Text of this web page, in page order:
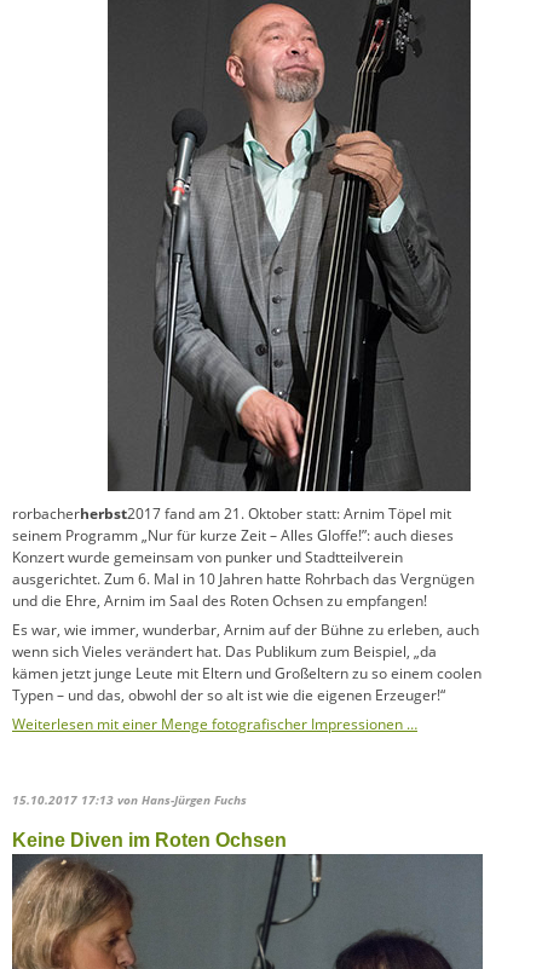
rorbacherherbst2017 fand am 21. Oktober statt: Arnim Töpel mit
seinem Programm „Nur für kurze Zeit – Alles Gloffe!”: auch dieses
Konzert wurde gemeinsam von punker und Stadtteilverein
ausgerichtet. Zum 6. Mal in 10 Jahren hatte Rohrbach das Vergnügen
und die Ehre, Arnim im Saal des Roten Ochsen zu empfangen!
Es war, wie immer, wunderbar, Arnim auf der Bühne zu erleben, auch
wenn sich Vieles verändert hat. Das Publikum zum Beispiel, „da
kämen jetzt junge Leute mit Eltern und Großeltern zu so einem coolen
Typen – und das, obwohl der so alt ist wie die eigenen Erzeuger!“
Weiterlesen mit einer Menge fotografischer Impressionen …
15.10.2017 17:13 von Hans-Jürgen Fuchs
Keine Diven im Roten Ochsen